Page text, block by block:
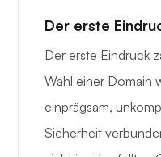
Der erste
Der erste Eindruck
Wahl einer Domain
einprägsam,
Sicherheit